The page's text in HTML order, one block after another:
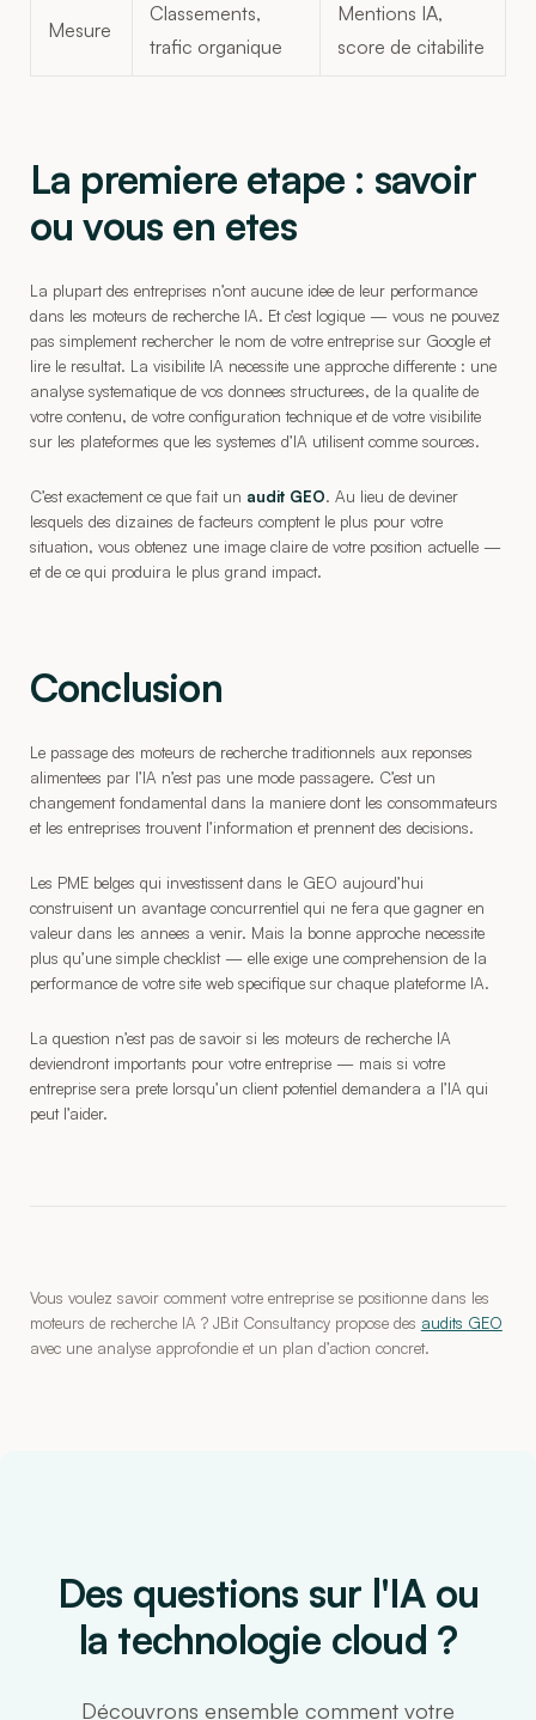
Mesure
Classements,
trafic organique
Mentions IA,
score de citabilite
La premiere etape : savoir
ou vous en etes
La plupart des entreprises n’ont aucune idee de leur performance
dans les moteurs de recherche IA. Et c’est logique — vous ne pouvez
pas simplement rechercher le nom de votre entreprise sur Google et
lire le resultat. La visibilite IA necessite une approche differente : une
analyse systematique de vos donnees structurees, de la qualite de
votre contenu, de votre configuration technique et de votre visibilite
sur les plateformes que les systemes d’IA utilisent comme sources.
C’est exactement ce que fait un audit GEO. Au lieu de deviner
lesquels des dizaines de facteurs comptent le plus pour votre
situation, vous obtenez une image claire de votre position actuelle —
et de ce qui produira le plus grand impact.
Conclusion
Le passage des moteurs de recherche traditionnels aux reponses
alimentees par l’IA n’est pas une mode passagere. C’est un
changement fondamental dans la maniere dont les consommateurs
et les entreprises trouvent l’information et prennent des decisions.
Les PME belges qui investissent dans le GEO aujourd’hui
construisent un avantage concurrentiel qui ne fera que gagner en
valeur dans les annees a venir. Mais la bonne approche necessite
plus qu’une simple checklist — elle exige une comprehension de la
performance de votre site web specifique sur chaque plateforme IA.
La question n’est pas de savoir si les moteurs de recherche IA
deviendront importants pour votre entreprise — mais si votre
entreprise sera prete lorsqu’un client potentiel demandera a l’IA qui
peut l’aider.
Vous voulez savoir comment votre entreprise se positionne dans les
moteurs de recherche IA ? JBit Consultancy propose des audits GEO
avec une analyse approfondie et un plan d’action concret.
Des questions sur l'IA ou
la technologie cloud ?
Découvrons ensemble comment votre